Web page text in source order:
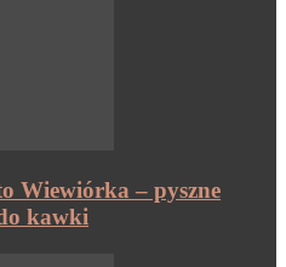
Wiewiórka – pyszne
kawki